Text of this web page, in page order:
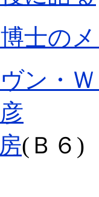
士の
ン・
(Ｂ６)